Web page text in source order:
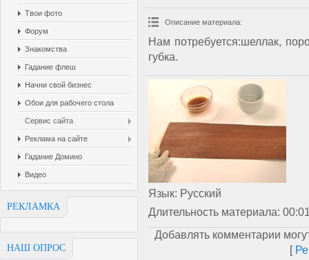
Твои фото
Форум
Знакомства
Гадание флеш
Начни свой бизнес
Обои для рабочего стола
Сервис сайта
Реклама на сайте
Гадание Домино
Видео
РЕКЛАМКА
НАШ ОПРОС
Описание материала:
Нам потребуется:шеллак,
губка.
Язык: Русский
Длительность материала:
Добавлять комментарии
[